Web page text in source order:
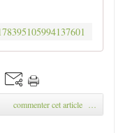
commenter cet article …